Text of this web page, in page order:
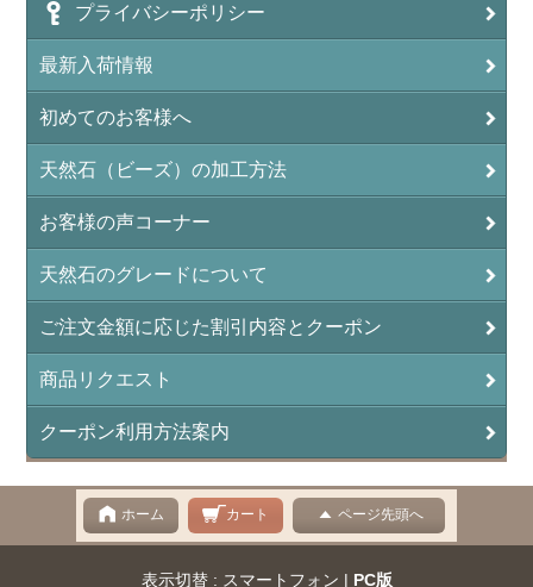
プライバシーポリシー
最新入荷情報
初めてのお客様へ
天然石（ビーズ）の加工方法
お客様の声コーナー
天然石のグレードについて
ご注文金額に応じた割引内容とクーポン
商品リクエスト
クーポン利用方法案内
ホーム カート ページ先頭へ
表示切替 : スマートフォン | PC版